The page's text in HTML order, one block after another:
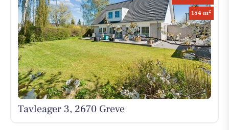
184 m2
Tavleager 3, 2670 Greve